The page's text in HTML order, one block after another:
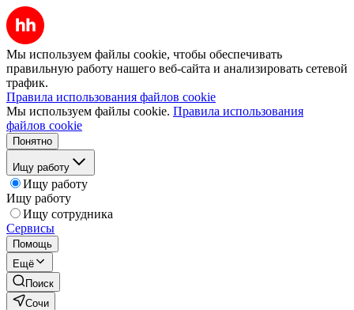
Мы используем файлы cookie, чтобы обеспечивать
правильную работу нашего веб-сайта и анализировать сетевой
трафик.
Правила использования файлов cookie
Мы используем файлы cookie. Правила использования
файлов cookie
Понятно
Ищу работу
Ищу работу
Ищу работу
Ищу сотрудника
Сервисы
Помощь
Ещё
Поиск
Сочи